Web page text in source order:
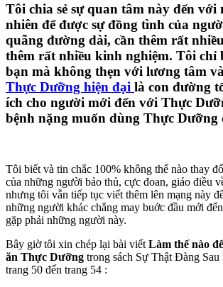
Tôi chia sẻ sự quan tâm này đến
nhiên để được sự đồng tình của
quãng đường dài, cần thêm rất
thêm rất nhiều kinh nghiệm. Tôi chỉ
bạn mà không thẹn với lương tâm
Thực Dưỡng hiện đại là con đường
ích cho người mới đến với Thực
bệnh nặng muốn dùng Thực Dưỡng
Tôi biết và tin chắc 100% không thể nào thay
của những người bảo thủ, cực đoan, giáo điều
nhưng tôi vẫn tiếp tục viết thêm lên mạng này
những người khác chẳng may buớc đầu mới
gặp phải những người này.
Bây giờ tôi xin chép lại bài viết Làm thế nào
ăn Thực Dưỡng trong sách Sự Thật Đàng
trang 50 đến trang 54 :